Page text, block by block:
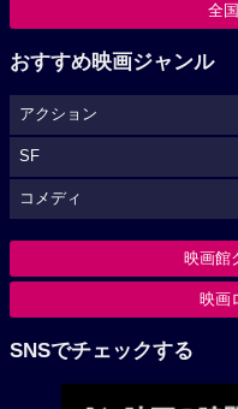
全
おすすめ映画ジャンル
アクション
SF
コメディ
映画館
映画
SNSでチェックする